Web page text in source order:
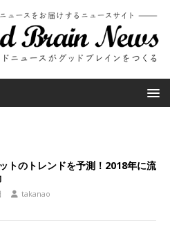
トのトレンドを予測！2018年に流
takanao